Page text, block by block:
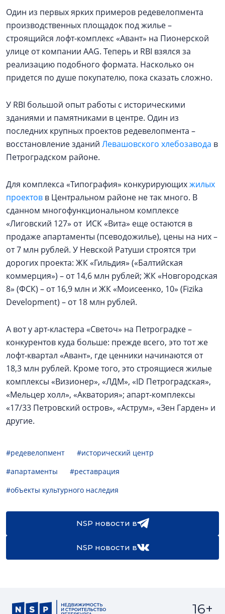
Один из первых ярких примеров редевелопмента
производственных площадок под жилье –
строящийся лофт-комплекс «Авант» на Пионерской
улице от компании AAG. Теперь и RBI взялся за
реализацию подобного формата. Насколько он
придется по душе покупателю, пока сказать сложно.
У RBI большой опыт работы с историческими
зданиями и памятниками в центре. Один из
последних крупных проектов редевелопмента –
восстановление зданий Левашовского хлебозавода в
Петроградском районе.
Для комплекса «Типография» конкурирующихжилых
проектов в Центральном районе не так много. В
сданном многофункциональном комплексе
«Лиговский 127» от ИСК «Вита» еще остаются в
продаже апартаменты (псеводожилье), цены на них –
от 7 млн рублей. У Невской Ратуши строятся три
дорогих проекта: ЖК «Гильдия» («Балтийская
коммерция») – от 14,6 млн рублей; ЖК «Новгородская
8» (ФСК) – от 16,9 млн и ЖК «Моисеенко, 10» (Fizika
Development) – от 18 млн рублей.
А вот у арт-кластера «Светоч» на Петроградке –
конкурентов куда больше: прежде всего, это тот же
лофт-квартал «Авант», где ценники начинаются от
18,3 млн рублей. Кроме того, это строящиеся жилые
комплексы «Визионер», «ЛДМ», «ID Петроградская»,
«Мельцер холл», «Акватория»; апарт-комплексы
«17/33 Петровский остров», «Аструм», «Зен Гарден» и
другие.
#редевелопмент
#исторический центр
#апартаменты
#реставрация
#объекты культурного наследия
NSP новости в
NSP новости в
16+